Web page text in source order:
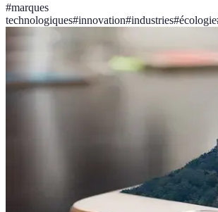
#marques
technologiques#innovation#industries#écologie